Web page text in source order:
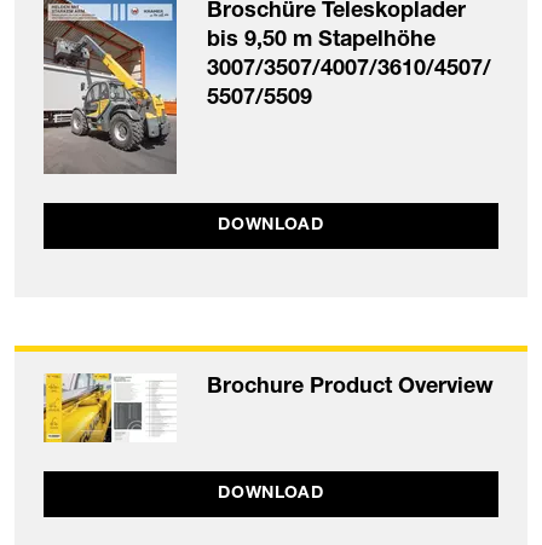
Broschüre Teleskoplader
bis 9,50 m Stapelhöhe
3007/3507/4007/3610/4507/
5507/5509
DOWNLOAD
Brochure Product Overview
DOWNLOAD